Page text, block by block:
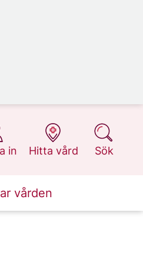
in
Hitta vård
på 1177.se
Sök
på 1177.se
vården